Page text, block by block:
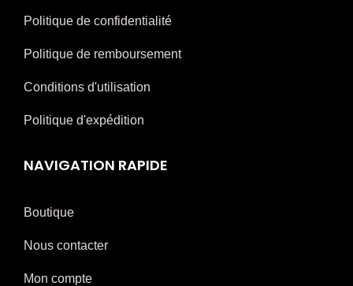
Politique de confidentialité
Politique de remboursement
Conditions d'utilisation
Politique d'expédition
NAVIGATION RAPIDE
Boutique
Nous contacter
Mon compte